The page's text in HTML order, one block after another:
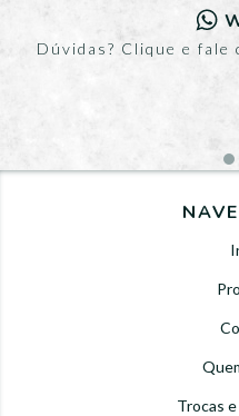
Dúvidas? Clique e fale
Trocas